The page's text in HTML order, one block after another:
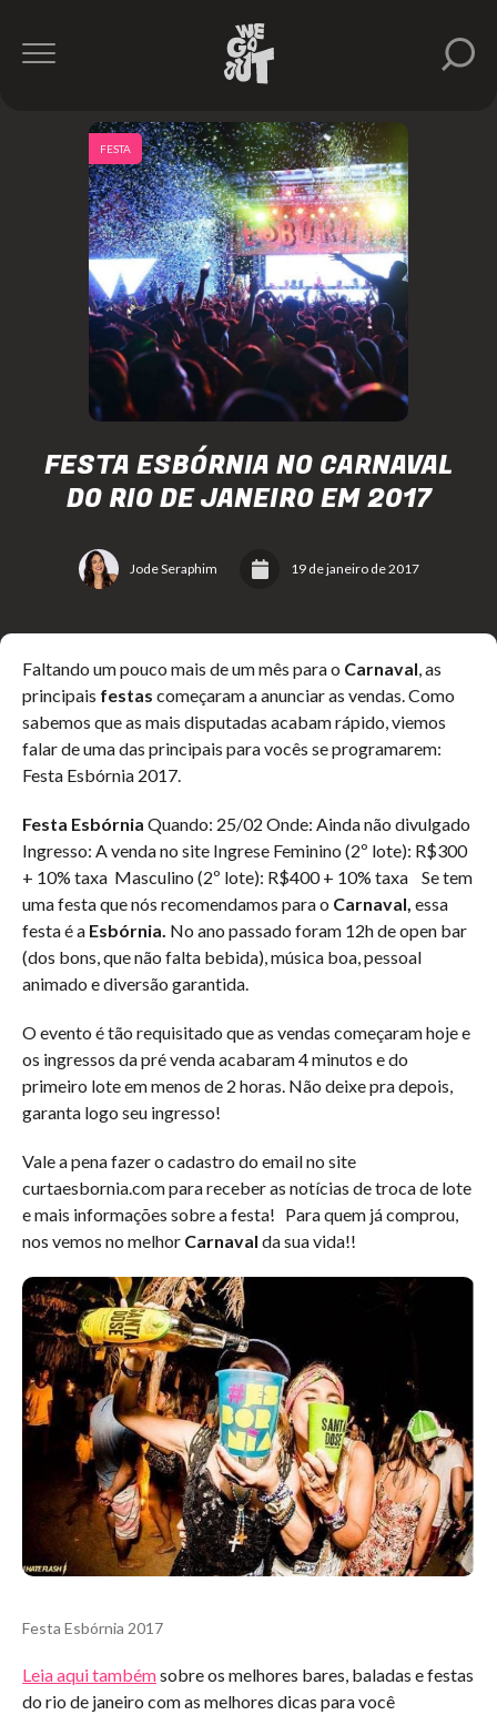
FESTA ESBÓRNIA NO CARNAVAL
DO RIO DE JANEIRO EM 2017
Jode Seraphim 19 de janeiro de 2017
FESTA
Faltando um pouco mais de um mês para o Carnaval, as
principais festas começaram a anunciar as vendas. Como
sabemos que as mais disputadas acabam rápido, viemos
falar de uma das principais para vocês se programarem:
Festa Esbórnia 2017.
Festa Esbórnia Quando: 25/02 Onde: Ainda não divulgado
Ingresso: A venda no site Ingrese Feminino (2º lote): R$300
+ 10% taxa Masculino (2º lote): R$400 + 10% taxa Se tem
uma festa que nós recomendamos para o Carnaval, essa
festa é a Esbórnia. No ano passado foram 12h de open bar
(dos bons, que não falta bebida), música boa, pessoal
animado e diversão garantida.
O evento é tão requisitado que as vendas começaram hoje e
os ingressos da pré venda acabaram 4 minutos e do
primeiro lote em menos de 2 horas. Não deixe pra depois,
garanta logo seu ingresso!
Vale a pena fazer o cadastro do email no site
curtaesbornia.com para receber as notícias de troca de lote
e mais informações sobre a festa! Para quem já comprou,
nos vemos no melhor Carnaval da sua vida!!
Festa Esbórnia 2017
Leia aqui tambémsobre os melhores bares, baladas e festas
do rio de janeiro com as melhores dicas para você